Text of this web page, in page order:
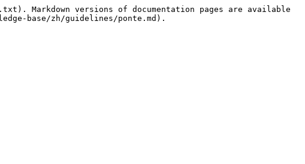
Markdown versions of documentation pages are available
base/zh/guidelines/ponte.md).